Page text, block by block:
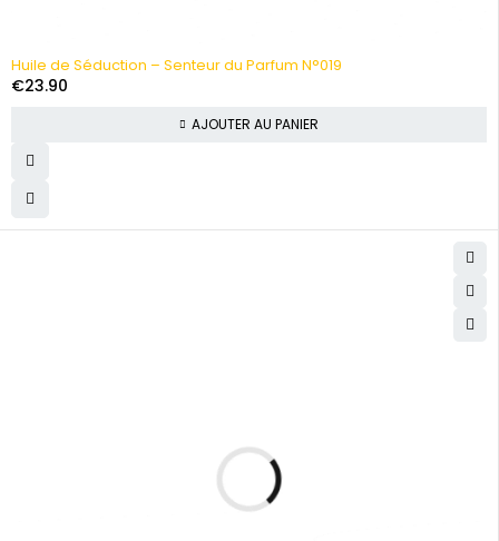
Huile de Séduction – Senteur du Parfum N°019
€23.90
AJOUTER AU PANIER